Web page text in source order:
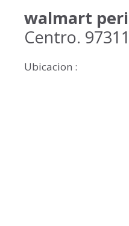
walmart
Centro.
Ubicacion :